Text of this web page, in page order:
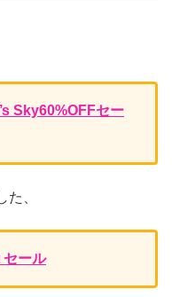
Sky60%OFFセー
、
ール